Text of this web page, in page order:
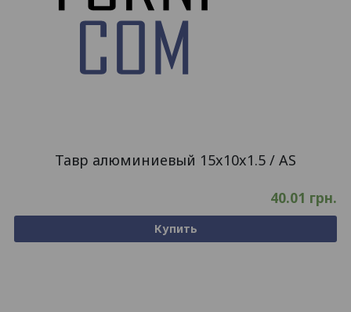
Тавр алюминиевый 15x10x1.5 / AS
40.01 грн.
Купить